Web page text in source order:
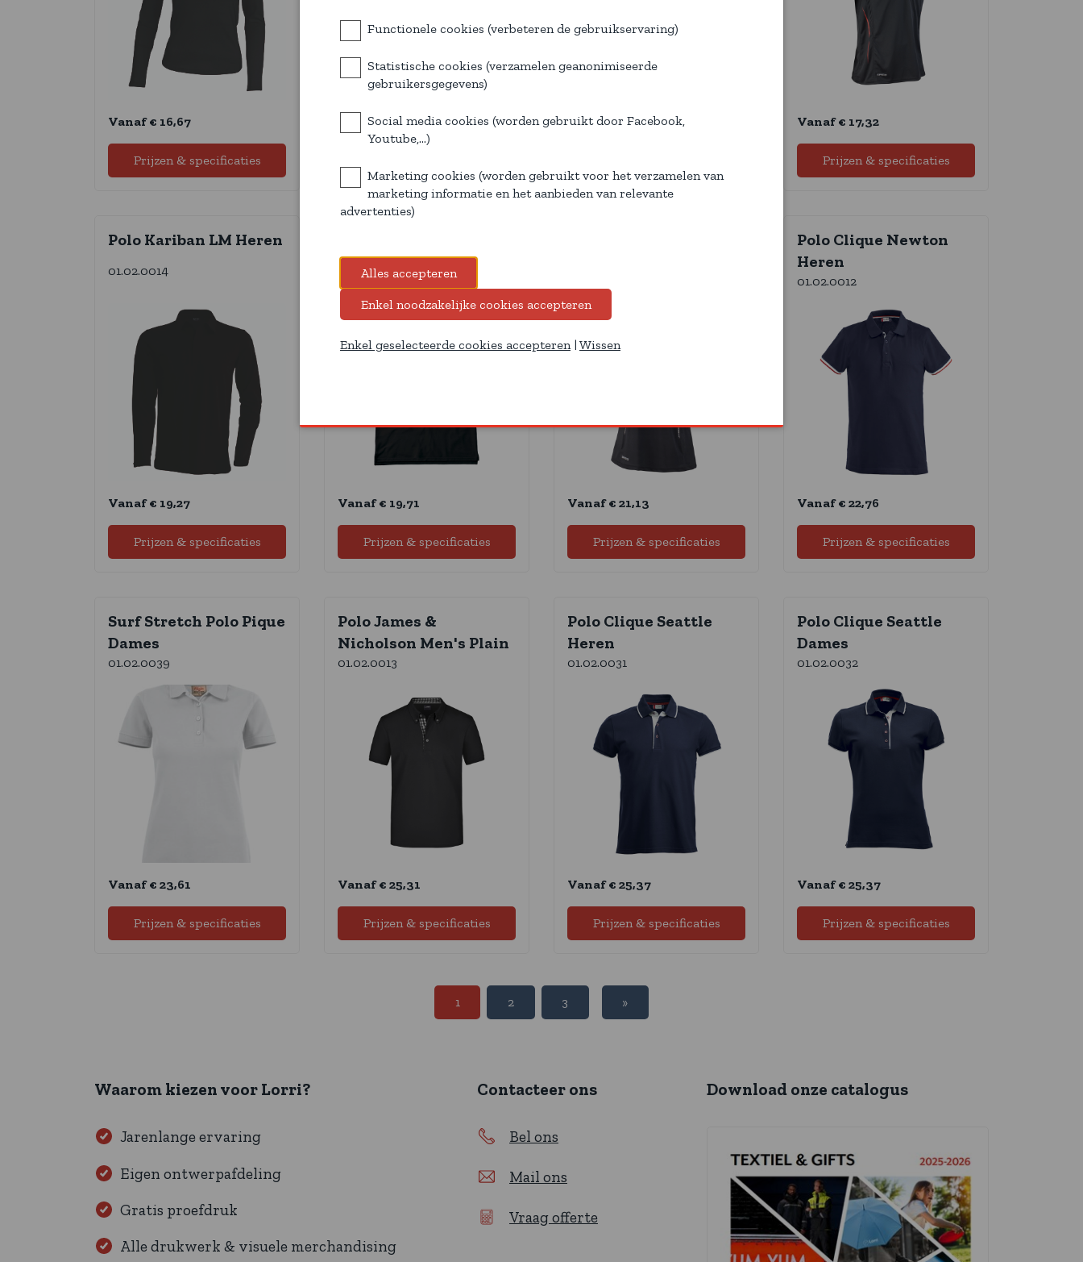
Vanaf € 16,67
Prijzen & specificaties
Vanaf € 16,69 Vanaf € 17,32 Vanaf € 17,32
Prijzen & specificaties
Polo Kariban LM Heren
01.02.0014
Vanaf € 19,27
Prijzen & specificaties
01.02.0025
Vanaf € 19,71
Prijzen & specificaties
Vanaf € 21,13
Prijzen & specificaties
Polo Clique Newton
Heren
01.02.0012
Vanaf € 22,76
Prijzen & specificaties
Surf Stretch Polo Pique
Dames
01.02.0039
Vanaf € 23,61
Prijzen & specificaties
Polo James &
Nicholson Men's Plain
01.02.0013
Vanaf € 25,31
Prijzen & specificaties
Polo Clique Seattle
Heren
01.02.0031
Vanaf € 25,37
Prijzen & specificaties
Polo Clique Seattle
Dames
01.02.0032
Vanaf € 25,37
Prijzen & specificaties
1 2 3 »
Waarom kiezen voor Lorri?
Jarenlange ervaring
Eigen ontwerpafdeling
Gratis proefdruk
Alle drukwerk & visuele merchandising
Contacteer ons
Bel ons
Mail ons
Vraag offerte
Download onze catalogus
Functionele cookies (verbeteren de gebruikservaring)
Statistische cookies (verzamelen geanonimiseerde
gebruikersgegevens)
Social media cookies (worden gebruikt door Facebook,
Youtube,...)
Marketing cookies (worden gebruikt voor het verzamelen van
marketing informatie en het aanbieden van relevante
advertenties)
Enkel geselecteerde cookies accepteren | Wissen